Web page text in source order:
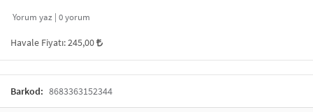
Yorum yaz | 0yorum
Havale Fiyatı:245,00
Barkod: 8683363152344